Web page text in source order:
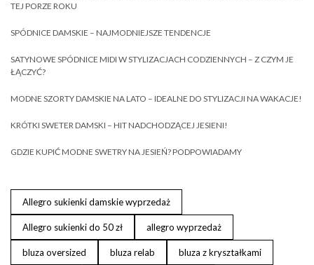
TEJ PORZE ROKU
SPÓDNICE DAMSKIE – NAJMODNIEJSZE TENDENCJE
SATYNOWE SPÓDNICE MIDI W STYLIZACJACH CODZIENNYCH – Z CZYM JE
ŁĄCZYĆ?
MODNE SZORTY DAMSKIE NA LATO – IDEALNE DO STYLIZACJI NA WAKACJE!
KRÓTKI SWETER DAMSKI – HIT NADCHODZĄCEJ JESIENI!
GDZIE KUPIĆ MODNE SWETRY NA JESIEŃ? PODPOWIADAMY
Allegro sukienki damskie wyprzedaż
Allegro sukienki do 50 zł allegro wyprzedaż
bluza oversized bluza relab bluza z kryształkami